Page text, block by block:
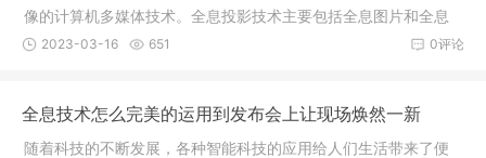
像的计算机多媒体技术。全息投影技术主要包括全息图片和全息
视频两种。全息图片是将三维实物进行多维信息叠加，通过特殊
础的虚拟图像。全息投
0评论
2023-03-16 651
全息技术怎么完美的运用到发布会上让现场焕然一新
随着科技的不断发展，各种智能科技的应用给人们生活带来了便